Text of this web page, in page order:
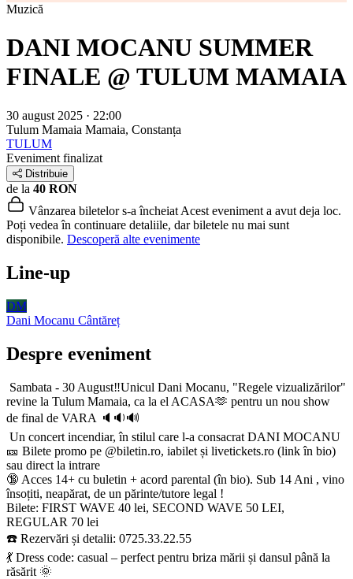
Muzică
DANI MOCANU SUMMER
FINALE @ TULUM MAMAIA
30 august 2025 · 22:00
Tulum Mamaia Mamaia, Constanța
TULUM
Eveniment finalizat
Distribuie
de la 40 RON
Vânzarea biletelor s-a încheiat Acest eveniment a avut deja loc.
Poți vedea în continuare detaliile, dar biletele nu mai sunt
disponibile. Descoperă alte evenimente
Line-up
DM
Dani Mocanu Cântăreț
Despre eveniment
Sambata - 30 August‼️Unicul Dani Mocanu, "Regele vizualizărilor"
revine la Tulum Mamaia, ca la el ACASA🫶 pentru un nou show
de final de VARA 🔈🔉🔊
Un concert incendiar, în stilul care l-a consacrat DANI MOCANU
🎫 Bilete promo pe @biletin.ro, iabilet și livetickets.ro (link în bio)
sau direct la intrare
🔞 Acces 14+ cu buletin + acord parental (în bio). Sub 14 Ani , vino
însoțiti, neapărat, de un părinte/tutore legal !
​​​​​​​Bilete: FIRST WAVE 40 lei, SECOND WAVE 50 LEI,
REGULAR 70 lei
☎️ Rezervări și detalii: 0725.33.22.55
💃 Dress code: casual – perfect pentru briza mării și dansul până la
răsărit 🌞